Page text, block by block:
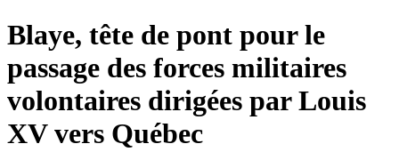
Blaye, tête de pont pour le
passage des forces militaires
volontaires dirigées par Louis
XV vers Québec